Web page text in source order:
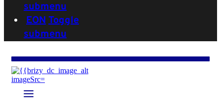
submenu
EONToggle
submenu